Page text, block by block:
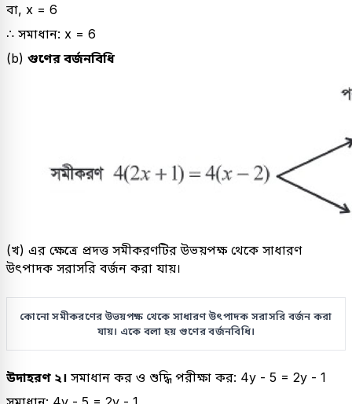
বা, x = 6
∴ সমাধান: x = 6
(b) গুণের বর্জনবিধি
(খ) এর ক্ষেত্রে প্রদত্ত সমীকরণটির উভয়পক্ষ থেকে সাধারণ
উৎপাদক সরাসরি বর্জন করা যায়।
কোনো সমীকরণের উভয়পক্ষ থেকে সাধারণ উৎপাদক সরাসরি বর্জন করা
যায়। একে বলা হয় গুণের বর্জনবিধি।
উদাহরণ ২। সমাধান কর ও শুদ্ধি পরীক্ষা কর: 4y - 5 = 2y - 1